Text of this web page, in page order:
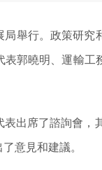
舉行。政策研究
郭曉明、運輸工
出席了諮詢會，
意見和建議。